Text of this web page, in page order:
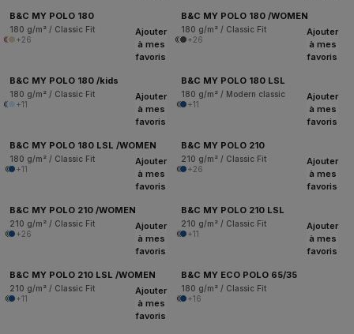
B&C MY POLO 180
180 g/m² / Classic Fit
+26
B&C MY POLO 180 /WOMEN
180 g/m² / Classic Fit
+26
Ajouter
à mes
favoris
B&C MY POLO 180 /kids
180 g/m² / Classic Fit
+11
Ajouter
à mes
favoris
B&C MY POLO 180 LSL
180 g/m² / Modern classic
+11
Ajouter
à mes
favoris
B&C MY POLO 180 LSL /WOMEN
180 g/m² / Classic Fit
+11
Ajouter
à mes
favoris
B&C MY POLO 210
210 g/m² / Classic Fit
+26
Ajouter
à mes
favoris
B&C MY POLO 210 /WOMEN
210 g/m² / Classic Fit
+26
Ajouter
à mes
favoris
B&C MY POLO 210 LSL
210 g/m² / Classic Fit
+11
Ajouter
à mes
favoris
B&C MY POLO 210 LSL /WOMEN
210 g/m² / Classic Fit
+11
Ajouter
à mes
favoris
B&C MY ECO POLO 65/35
180 g/m² / Classic Fit
+16
Ajouter
à mes
favoris